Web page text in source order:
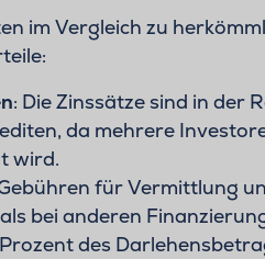
im Vergleich zu
: Die Zinssätze sind in der
da mehrere
wird.
für Vermittlung
bei anderen
des